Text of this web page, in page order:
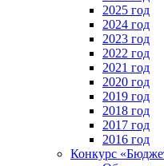
2025 год
2024 год
2023 год
2022 год
2021 год
2020 год
2019 год
2018 год
2017 год
2016 год
Конкурс